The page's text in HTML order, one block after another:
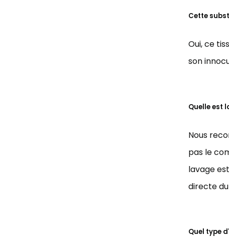
Cette
Oui, ce
son
Quelle est
Nous
pas le
lavage
directe du
Quel type